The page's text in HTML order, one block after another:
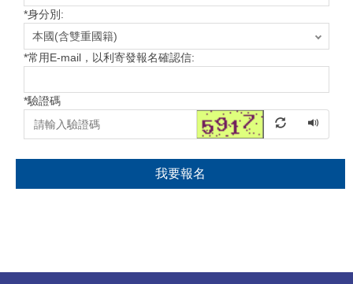
*身分別:
*常用E-mail，以利寄發報名確認信:
*驗證碼
我要報名